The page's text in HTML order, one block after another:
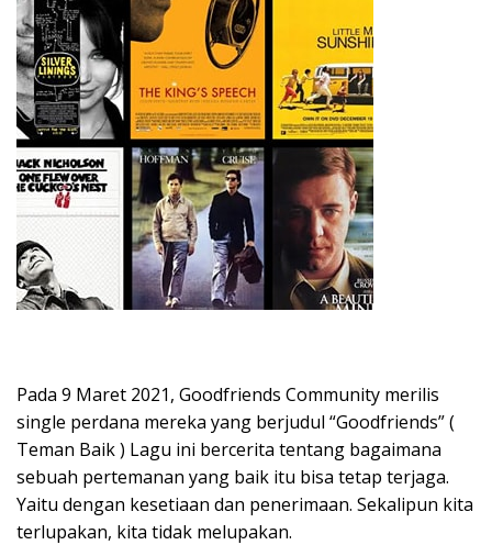
Pada 9 Maret 2021, Goodfriends Community merilis
single perdana mereka yang berjudul “Goodfriends” (
Teman Baik ) Lagu ini bercerita tentang bagaimana
sebuah pertemanan yang baik itu bisa tetap terjaga.
Yaitu dengan kesetiaan dan penerimaan. Sekalipun kita
terlupakan, kita tidak melupakan.